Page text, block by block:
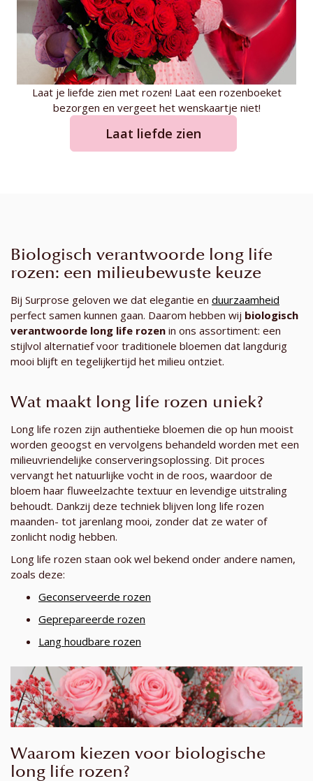
Laat je liefde zien met rozen! Laat een rozenboeket
bezorgen en vergeet het wenskaartje niet!
Laat liefde zien
Biologisch verantwoorde long life
rozen: een milieubewuste keuze
Bij Surprose geloven we dat elegantie en duurzaamheid
perfect samen kunnen gaan. Daarom hebben wij biologisch
verantwoorde long life rozen in ons assortiment: een
stijlvol alternatief voor traditionele bloemen dat langdurig
mooi blijft en tegelijkertijd het milieu ontziet.
Wat maakt long life rozen uniek?
Long life rozen zijn authentieke bloemen die op hun mooist
worden geoogst en vervolgens behandeld worden met een
milieuvriendelijke conserveringsoplossing. Dit proces
vervangt het natuurlijke vocht in de roos, waardoor de
bloem haar fluweelzachte textuur en levendige uitstraling
behoudt. Dankzij deze techniek blijven long life rozen
maanden- tot jarenlang mooi, zonder dat ze water of
zonlicht nodig hebben.
Long life rozen staan ook wel bekend onder andere namen,
zoals deze:
Geconserveerde rozen
Geprepareerde rozen
Lang houdbare rozen
Waarom kiezen voor biologische
long life rozen?